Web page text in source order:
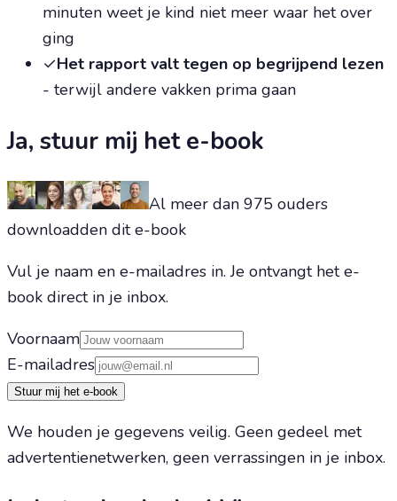
minuten weet je kind niet meer waar het over
ging
✓Het rapport valt tegen op begrijpend lezen
- terwijl andere vakken prima gaan
Ja, stuur mij het e-book
Al meer dan 975 ouders
downloadden dit e-book
Vul je naam en e-mailadres in. Je ontvangt het e-
book direct in je inbox.
Voornaam
E-mailadres
Stuur mij het e-book
We houden je gegevens veilig. Geen gedeel met
advertentienetwerken, geen verrassingen in je inbox.